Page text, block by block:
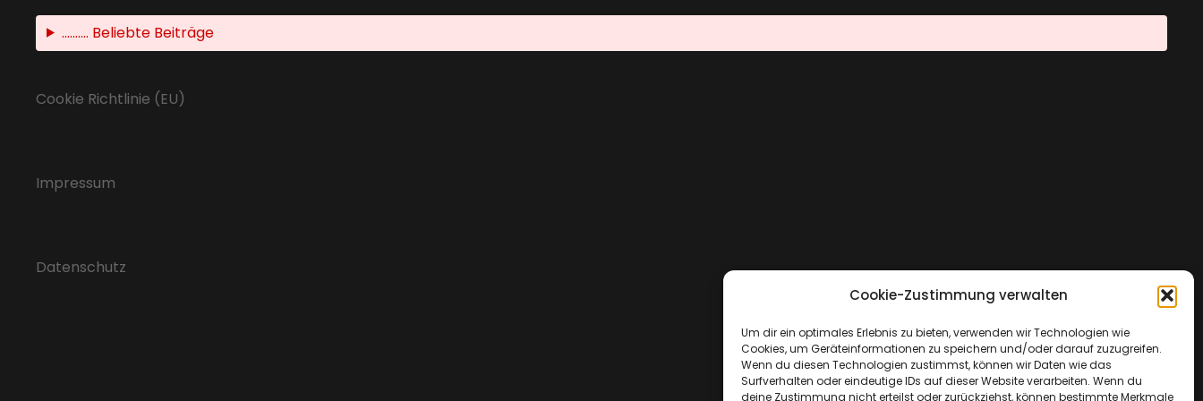
Cookie-Zustimmung verwalten
Um dir ein optimales Erlebnis zu bieten, verwenden wir Technologien wie
Cookies, um Geräteinformationen zu speichern und/oder darauf zuzugreifen.
Wenn du diesen Technologien zustimmst, können wir Daten wie das
Surfverhalten oder eindeutige IDs auf dieser Website verarbeiten. Wenn du
deine Zustimmung nicht erteilst oder zurückziehst, können bestimmte Merkmale
.......... Beliebte Beiträge
Cookie Richtlinie (EU)
Impressum
Datenschutz